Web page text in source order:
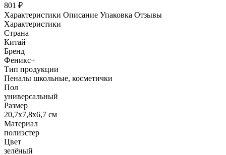
801 ₽
Характеристики Описание Упаковка Отзывы
Характеристики
Страна
Китай
Бренд
Феникс+
Тип продукции
Пеналы школьные, косметички
Пол
универсальный
Размер
20,7x7,8x6,7 см
Материал
полиэстер
Цвет
зелёный